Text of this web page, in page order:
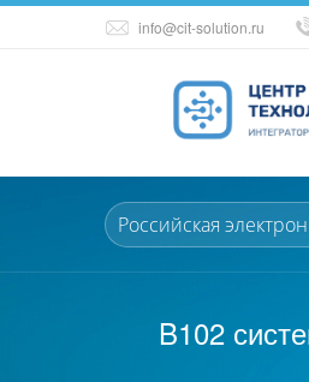
info@cit-solution.ru
Российская
B102